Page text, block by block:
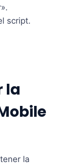
script.
la
la